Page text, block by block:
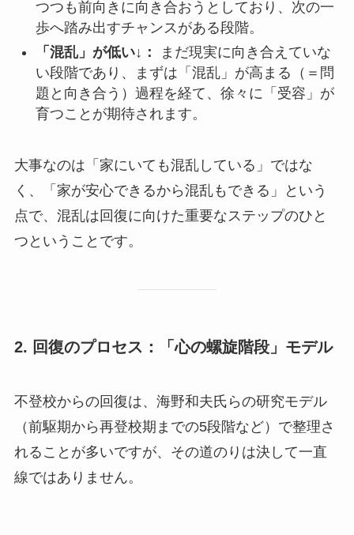
つつも前向きに向き合おうとしており、次の一
歩へ踏み出すチャンスがある段階。
「混乱」が低い↓：
まだ現実に向き合えていな
い段階であり、まずは「混乱」が高まる（＝問
題と向き合う）過程を経て、徐々に「受容」が
育つことが期待されます。
大事なのは「家にいても混乱している」ではな
く、「家が安心できるから混乱もできる」という
点で、混乱は回復に向けた重要なステップのひと
つということです。
2. 回復のプロセス：「心の螺旋階段」モデル
不登校からの回復は、海野和夫氏らの研究モデル
（前駆期から再登校期までの5段階など）で整理さ
れることが多いですが、その道のりは決して一直
線ではありません。